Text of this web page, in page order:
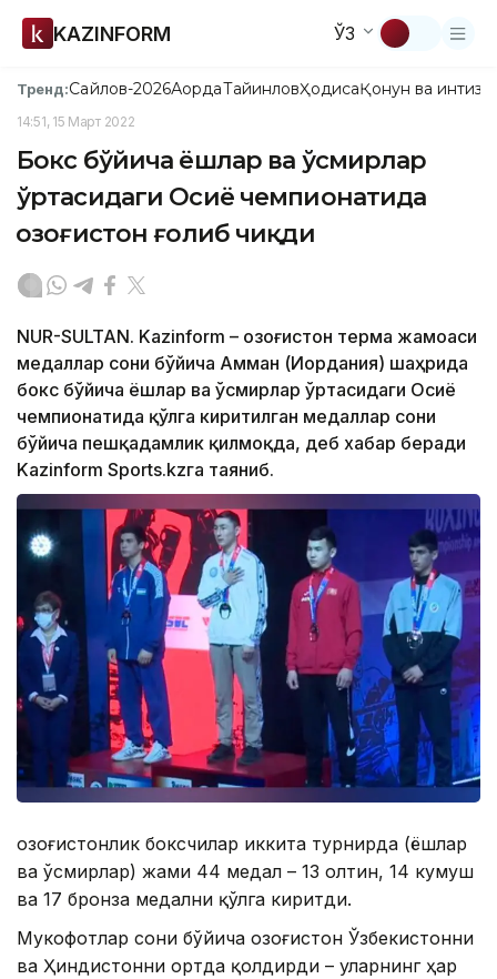
KAZINFORM ЎЗ
Тренд:Сайлов-2026АқордаТайинловҲодисаҚонун ва
14:51, 15 Март 2022
Бокс бўйича ёшлар ва ўсмирлар
ўртасидаги Осиё чемпионатида
Қозоғистон ғолиб чиқди
NUR-SULTAN. Kazinform – Қозоғистон терма жамоаси
медаллар сони бўйича Амман (Иордания) шаҳрида
бокс бўйича ёшлар ва ўсмирлар ўртасидаги Осиё
чемпионатида қўлга киритилган медаллар сони
бўйича пешқадамлик қилмоқда, деб хабар беради
Kazinform Sports.kzга таяниб.
Қозоғистонлик боксчилар иккита турнирда (ёшлар
ва ўсмирлар) жами 44 медал – 13 олтин, 14 кумуш
ва 17 бронза медални қўлга киритди.
Мукофотлар сони бўйича Қозоғистон Ўзбекистонни
ва Ҳиндистонни ортда қолдирди – уларнинг ҳар